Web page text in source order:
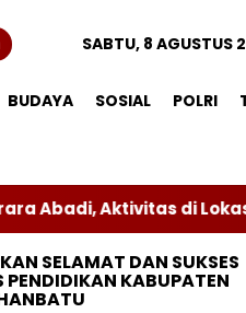
SABTU, 8 AGUSTUS
BUDAYA SOSIAL POLRI
Lokasi Sengketa
SELAMAT DAN SUKSES
PENDIDIKAN KABUPATEN